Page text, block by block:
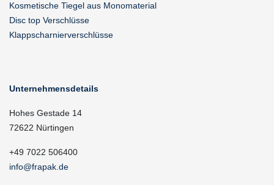
Kosmetische Tiegel aus Monomaterial
Disc top Verschlüsse
Klappscharnierverschlüsse
Unternehmensdetails
Hohes Gestade 14
72622 Nürtingen
+49 7022 506400
info@frapak.de